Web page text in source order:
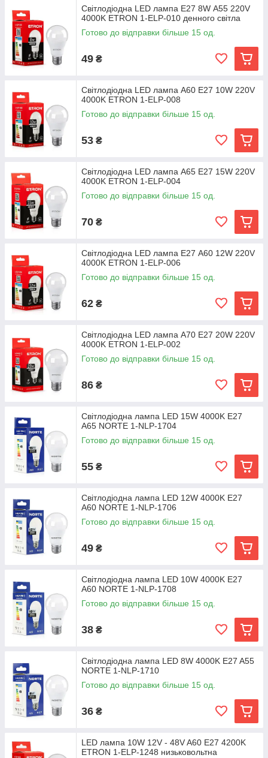
Світлодіодна LED лампа E27 8W А55 220V
4000K ETRON 1-ELP-010 денного світла
Готово до відправки більше 15 од.
49 ₴
Світлодіодна LED лампа А60 E27 10W 220V
4000K ETRON 1-ELP-008
Готово до відправки більше 15 од.
53 ₴
Світлодіодна LED лампа А65 E27 15W 220V
4000K ETRON 1-ELP-004
Готово до відправки більше 15 од.
70 ₴
Світлодіодна LED лампа E27 А60 12W 220V
4000K ETRON 1-ELP-006
Готово до відправки більше 15 од.
62 ₴
Світлодіодна LED лампа А70 E27 20W 220V
4000K ETRON 1-ELP-002
Готово до відправки більше 15 од.
86 ₴
Світлодіодна лампа LED 15W 4000K E27
A65 NORTE 1-NLP-1704
Готово до відправки більше 15 од.
55 ₴
Світлодіодна лампа LED 12W 4000K E27
A60 NORTE 1-NLP-1706
Готово до відправки більше 15 од.
49 ₴
Світлодіодна лампа LED 10W 4000K E27
A60 NORTE 1-NLP-1708
Готово до відправки більше 15 од.
38 ₴
Світлодіодна лампа LED 8W 4000K E27 A55
NORTE 1-NLP-1710
Готово до відправки більше 15 од.
36 ₴
LED лампа 10W 12V - 48V A60 E27 4200K
ETRON 1-ELP-1248 низьковольтна